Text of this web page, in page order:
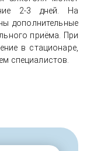
2-3 дней. На
дополнительные
приёма. При
в стационаре,
специалистов.